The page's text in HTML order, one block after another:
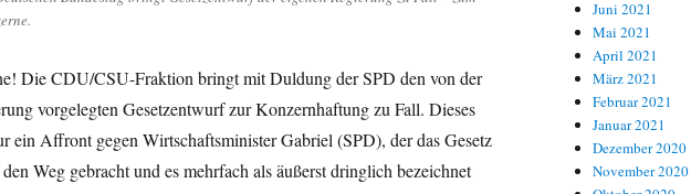
Die CDU/CSU-Fraktion bringt mit Duldung der SPD den von der
vorgelegten Gesetzentwurf zur Konzernhaftung zu Fall. Dieses
ein Affront gegen Wirtschaftsminister Gabriel (SPD), der das Gesetz
Weg gebracht und es mehrfach als äußerst dringlich bezeichnet
Juni 2021
Mai 2021
April 2021
März 2021
Februar 2021
Januar 2021
Dezember 2020
November 2020